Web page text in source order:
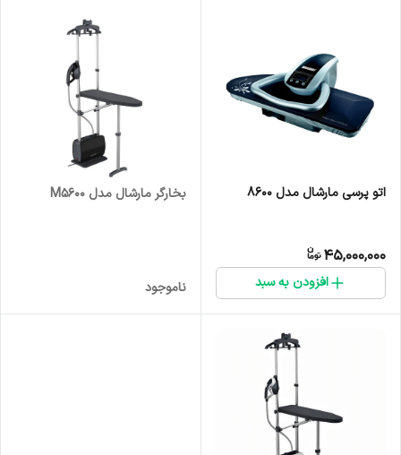
اتو پرسی مارشال مدل 8600
45,000,000
افزودن به سبد
بخارگر مارشال مدل M5600
ناموجود